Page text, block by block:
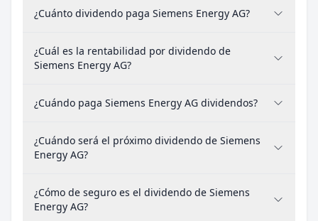
¿Cuánto dividendo paga Siemens Energy AG?
¿Cuál es la rentabilidad por dividendo de
Siemens Energy AG?
¿Cuándo paga Siemens Energy AG dividendos?
¿Cuándo será el próximo dividendo de Siemens
Energy AG?
¿Cómo de seguro es el dividendo de Siemens
Energy AG?